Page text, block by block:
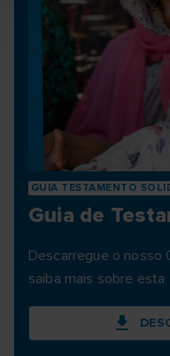
GUIA TESTAMENTO
Guia de
Descarregue o nosso
saiba mais sobre